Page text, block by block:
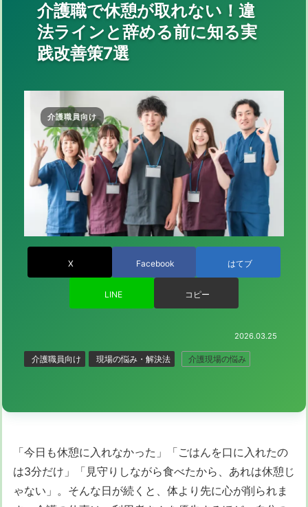
介護職で休憩が取れない！違
法ラインと辞める前に知る実
践改善策7選
介護職員向け
X Facebook はてブ
LINE コピー
2026.03.25
介護職員向け 現場の悩み・解決法 介護現場の悩み
「今日も休憩に入れなかった」「ごはんを口に入れたの
は3分だけ」「見守りしながら食べたから、あれは休憩じ
ゃない」。そんな日が続くと、体より先に心が削られま